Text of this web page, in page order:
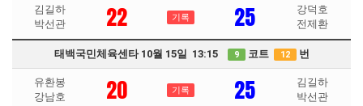
김길하
박선관
22 기록 25
강덕호
전제환
태백국민체육센타 10월 15일 13:15 9 코트 12 번
유환봉
강남호
20 기록 25
김길하
박선관